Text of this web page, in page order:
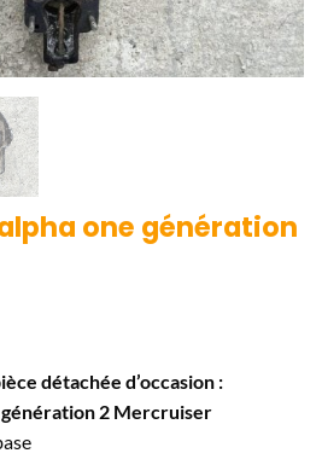
one génération
détachée d’occasion :
génération 2 Mercruiser